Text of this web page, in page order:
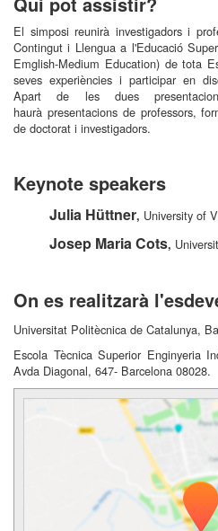
El simposi reunirà investigadors i
Contingut i Llengua a l'Educació
Emglish-Medium Education) de tota
seves experiències i participar en
Apart de les dues
haurà presentacions de professors,
de doctorat i investigadors.
Keynote speakers
Julia Hüttner, University of
Josep Maria Cots,
On es realitzarà
Universitat Politècnica de Catalunya,
Escola Tècnica Superior Enginyeria
Avda Diagonal, 647- Barcelona 08028.